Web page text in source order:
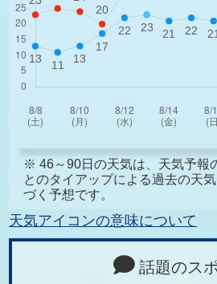
※ 46～90日の天気は、天気予報
とのタイアップによる過去の天
づく予想です。
天気アイコンの意味について
話題のス